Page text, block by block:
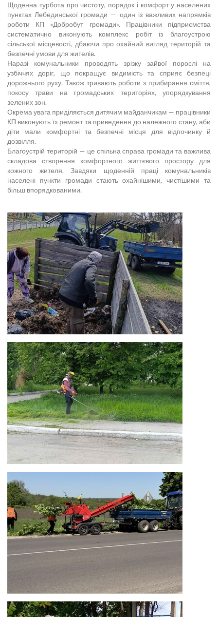
Щоденна турбота про чистоту, порядок і комфорт у населених
пунктах Лебединської громади — один із важливих напрямків
роботи КП «Добробут громади». Працівники підприємства
систематично виконують комплекс робіт із благоустрою
сільської місцевості, дбаючи про охайний вигляд територій та
безпечні умови для жителів.
Наразі комунальники проводять зрізку зайвої порослі на
узбіччях доріг, що покращує видимість та сприяє безпеці
дорожнього руху. Також тривають роботи з прибирання сміття,
покосу трави на громадських територіях, упорядкування
зелених зон.
Окрема увага приділяється дитячим майданчикам — працівники
КП виконують їх ремонт та приведення до належного стану, аби
діти мали комфортні та безпечні місця для відпочинку й
дозвілля.
Благоустрій територій — це спільна справа громади та важлива
складова створення комфортного життєвого простору для
кожного жителя. Завдяки щоденній праці комунальників
населені пункти громади стають охайнішими, чистішими та
більш впорядкованими.